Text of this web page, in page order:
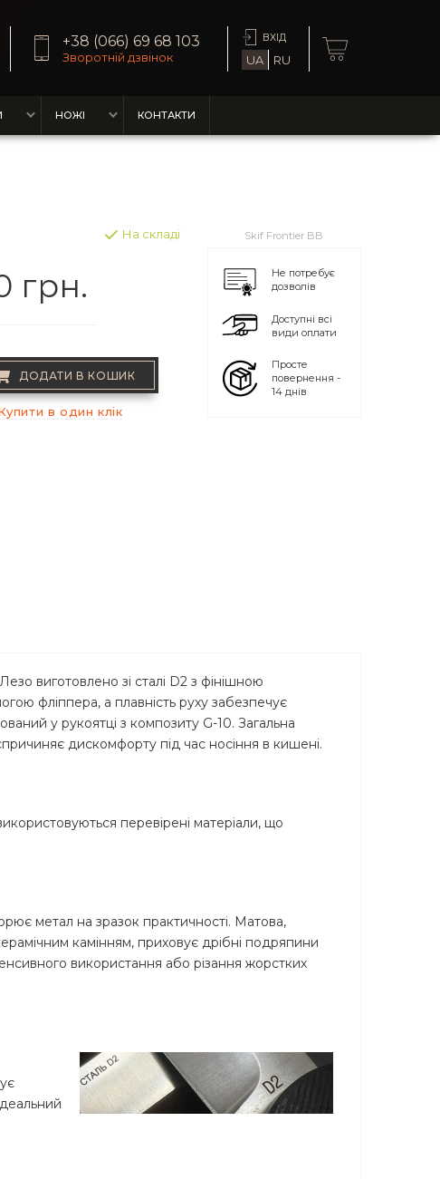
+38 (066) 69 68 103
Зворотній дзвінок
ВХІД
UA RU
НОЖІ КОНТАКТИ
На складі
грн.
ДОДАТИ В КОШИК
в один клік
Skif Frontier BB
Не потребує
дозволів
Доступні всі
види оплати
Просте
повернення -
14 днів
виготовлено зі сталі D2 з фінішною
фліппера, а плавність руху забезпечує
у рукоятці з композиту G-10. Загальна
дискомфорту під час носіння в кишені.
перевірені матеріали, що
метал на зразок практичності. Матова,
камінням, приховує дрібні подряпини
використання або різання жорстких